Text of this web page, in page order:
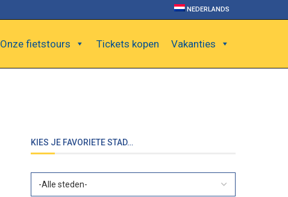
NEDERLANDS
Onze fietstours Tickets kopen Vakanties
KIES JE FAVORIETE STAD…